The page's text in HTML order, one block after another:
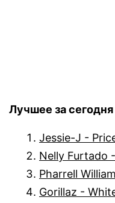
Лучшее за сегодня
Jessie-J -
Nelly Furtado
Pharrell
Gorillaz -